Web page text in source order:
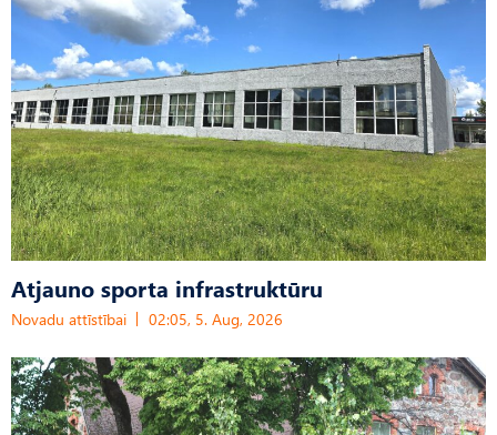
Atjauno sporta infrastruktūru
Novadu attīstībai 02:05, 5. Aug, 2026